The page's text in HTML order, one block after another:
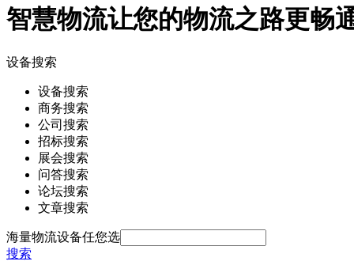
智慧物流让您的物流之路更畅
设备搜索
设备搜索
商务搜索
公司搜索
招标搜索
展会搜索
问答搜索
论坛搜索
文章搜索
海量物流设备任您选
搜索